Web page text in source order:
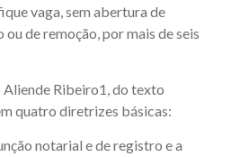
vaga, sem abertura de
de remoção, por mais de seis
Aliende Ribeiro1, do texto
quatro diretrizes básicas:
notarial e de registro e a